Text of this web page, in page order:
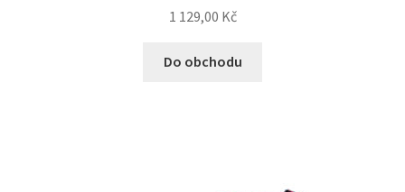
1 129,00 Kč
Do obchodu